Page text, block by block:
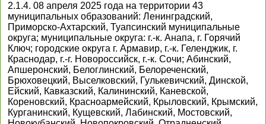
2.1.4. 08 апреля 2025 года на территории 43
муниципальных образований: Ленинградский,
Приморско-Ахтарский, Туапсинский муниципальные
округа; муниципальные округа: г.-к. Анапа, г. Горячий
Ключ; городские округа г. Армавир, г.-к. Геленджик, г.
Краснодар, г.-г. Новороссийск, г.-к. Сочи; Абинский,
Апшеронский, Белоглинский, Белореченский,
Брюховецкий, Выселковский, Гулькевичский, Динской,
Ейский, Кавказский, Калининский, Каневской,
Кореновский, Красноармейский, Крыловский, Крымский,
Курганинский, Кущевский, Лабинский, Мостовский,